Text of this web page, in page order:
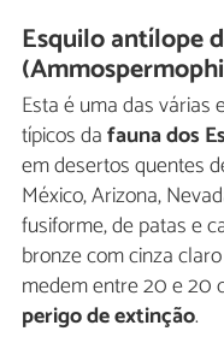
Esquilo antílope
Esta é uma das várias
típicos dafauna dos
em desertos quentes
México, Arizona,
fusiforme, de patas e
bronze com cinza
medem entre 20 e 20
perigo de extinção.